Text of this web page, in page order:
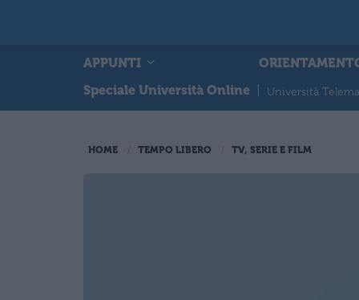
APPUNTI
Speciale Università Online
Università
HOME TEMPO LIBERO TV, SERIE E FILM